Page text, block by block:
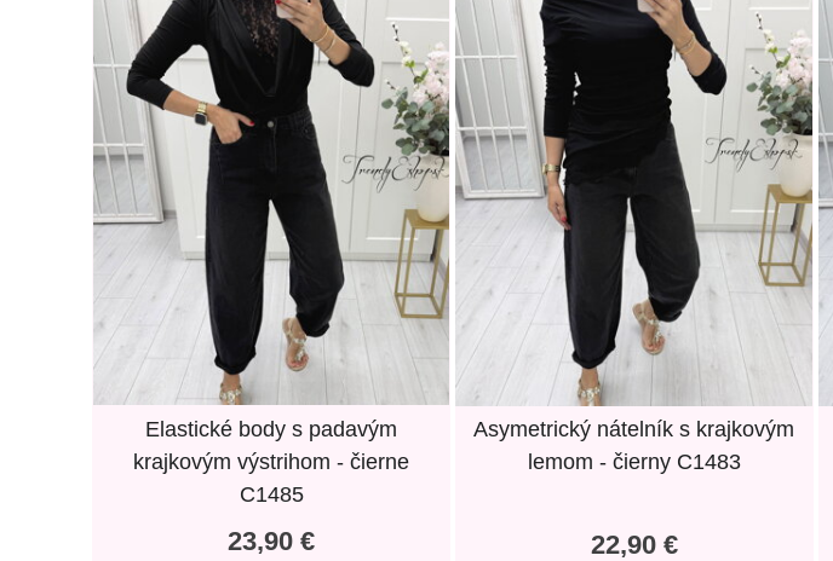
Elastické body s padavým
krajkovým výstrihom - čierne
C1485
23,90 €
Asymetrický nátelník s krajkovým
lemom - čierny C1483
22,90 €